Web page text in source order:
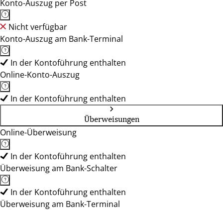
Konto-Auszug per Post
Nicht verfügbar
Konto-Auszug am Bank-Terminal
In der Kontoführung enthalten
Online-Konto-Auszug
In der Kontoführung enthalten
Überweisungen
Online-Überweisung
In der Kontoführung enthalten
Überweisung am Bank-Schalter
In der Kontoführung enthalten
Überweisung am Bank-Terminal